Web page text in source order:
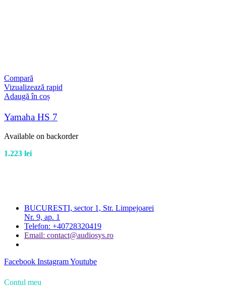
Compară
Vizualizează rapid
Adaugă în coș
Yamaha HS 7
Available on backorder
1.223 lei
BUCURESTI, sector 1, Str. Limpejoarei
Nr. 9, ap. 1
Telefon: +40728320419
Email: contact@audiosys.ro
Facebook InstagramYoutube
Contul meu